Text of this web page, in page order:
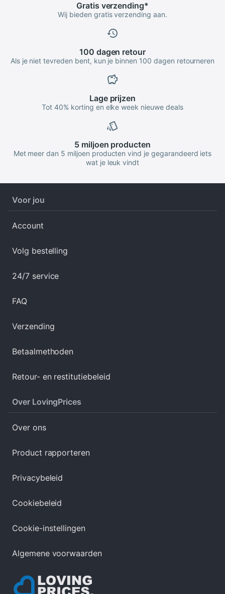
Gratis verzending*
Wij bieden gratis verzending aan.
100 dagen retour
Als je niet tevreden bent, kun je binnen 100 dagen retourneren
Lageprijzen
Tot 40% korting en elke week nieuwe deals
5 miljoen producten
Met meer dan 5 miljoen producten vind je gegarandeerd iets
wat je leuk vindt
Voor jou
Account
Volg bestelling
24/7 service
FAQ
Verzending
Betaalmethoden
Retour- en restitutiebeleid
Over LovingPrices
Over ons
Product rapporteren
Privacybeleid
Cookiebeleid
Cookie-instellingen
Algemene voorwaarden